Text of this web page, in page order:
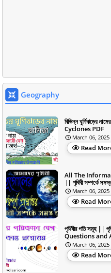
Geography
বিভিন্ন ঘূর্ণিঝড়ের
Cyclones PDF
March 06, 2025
Read
All The
|| পৃথিবী সম্পর্কে
March 06, 2025
Read
পৃথিবীর গতি সমূহ ||
Questions and
March 06, 2025
Read